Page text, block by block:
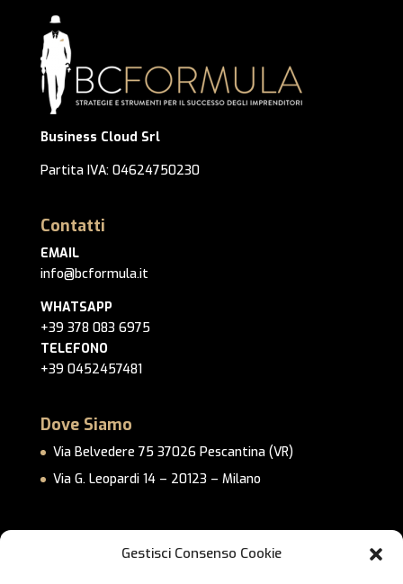
Gestisci Consenso Cookie
Business Cloud Srl
Partita IVA: 04624750230
Contatti
EMAIL
info@bcformula.it
WHATSAPP
+39 378 083 6975
TELEFONO
+39 0452457481
Dove Siamo
Via Belvedere 75 37026 Pescantina (VR)
Via G. Leopardi 14 – 20123 – Milano